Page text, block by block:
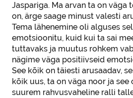
Jaspariga. Ma arvan ta on väga
on, ärge saage minust valesti
Tema lähenemine oli alguses
emotsioonitu, kuid kui ta sai
tuttavaks ja muutus rohkem
nägime väga positiivseid
See kõik on täiesti arusaadav,
kõik uus, ta on väga noor ja see
suurem rahvusvaheline ralli